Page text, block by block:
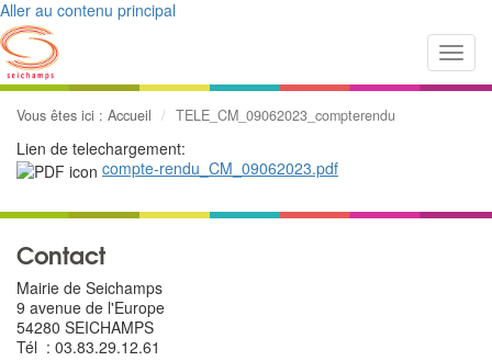
Aller au contenu principal
Vous êtes ici : Accueil TELE_CM_09062023_compterendu
Lien de telechargement:
compte-rendu_CM_09062023.pdf
Contact
Mairie de Seichamps
9 avenue de l'Europe
54280 SEICHAMPS
Tél : 03.83.29.12.61